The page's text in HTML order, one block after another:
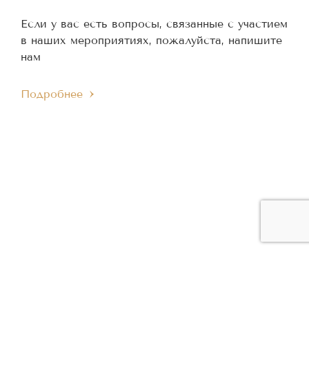
Если у вас есть вопросы, связанные с участием
в наших мероприятиях, пожалуйста, напишите
нам
Подробнее